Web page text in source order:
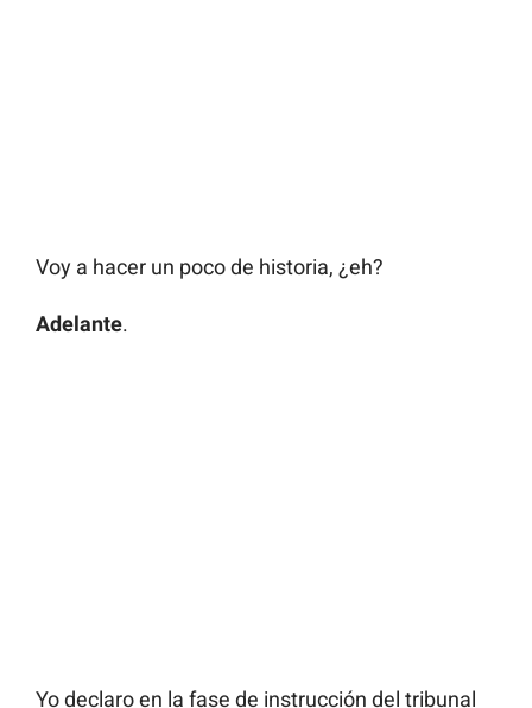
Voy a hacer un poco de historia, ¿eh?
Adelante.
Yo declaro en la fase de instrucción del tribunal